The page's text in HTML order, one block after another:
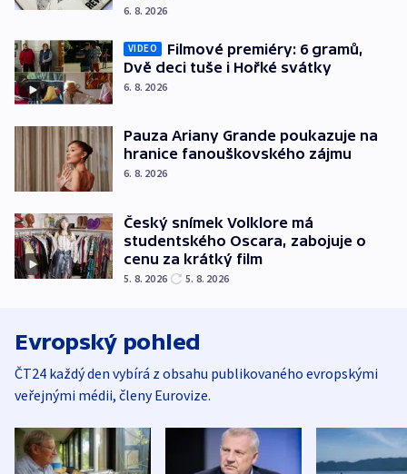
6. 8. 2026
VIDEO
Filmové premiéry: 6 gramů,
Dvě deci tuše i Hořké svátky
6. 8. 2026
Pauza Ariany Grande poukazuje na
hranice fanouškovského zájmu
6. 8. 2026
Český snímek Volklore má
studentského Oscara, zabojuje o
cenu za krátký film
5. 8. 2026 5. 8. 2026
Evropský pohled
ČT24 každý den vybírá z obsahu publikovaného evropskými
veřejnými médii, členy Eurovize.